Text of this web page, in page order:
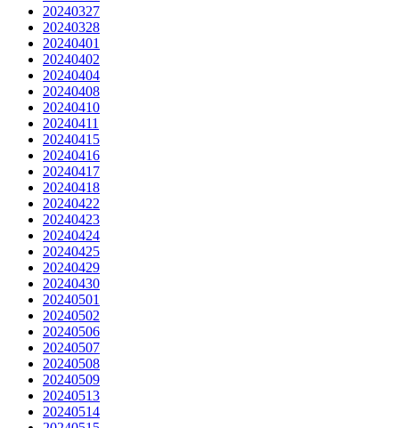
20240327
20240328
20240401
20240402
20240404
20240408
20240410
20240411
20240415
20240416
20240417
20240418
20240422
20240423
20240424
20240425
20240429
20240430
20240501
20240502
20240506
20240507
20240508
20240509
20240513
20240514